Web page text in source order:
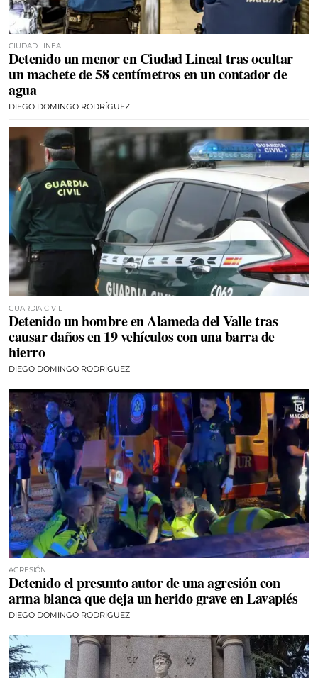
CIUDAD LINEAL
Detenido un menor en Ciudad Lineal tras ocultar
un machete de 58 centímetros en un contador de
agua
DIEGO DOMINGO RODRÍGUEZ
GUARDIA CIVIL
Detenido un hombre en Alameda del Valle tras
causar daños en 19 vehículos con una barra de
hierro
DIEGO DOMINGO RODRÍGUEZ
AGRESIÓN
Detenido el presunto autor de una agresión con
arma blanca que deja un herido grave en Lavapiés
DIEGO DOMINGO RODRÍGUEZ